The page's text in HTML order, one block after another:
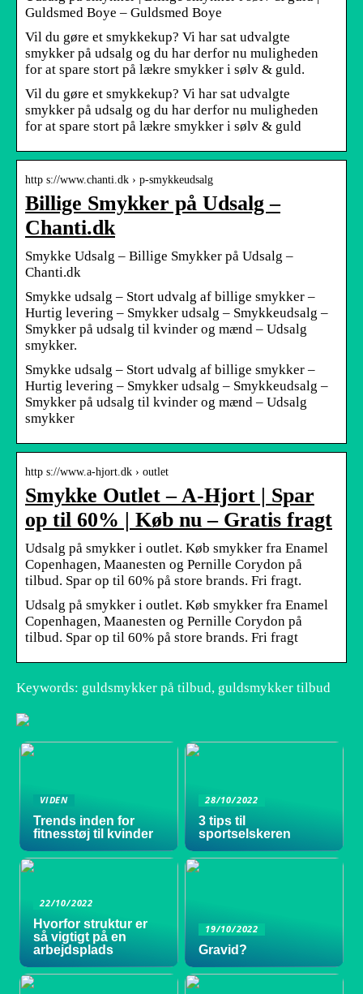
Guldsmed Boye – Guldsmed Boye
Vil du gøre et smykkekup? Vi har sat udvalgte
smykker på udsalg og du har derfor nu muligheden
for at spare stort på lækre smykker i sølv & guld.
Vil du gøre et smykkekup? Vi har sat udvalgte
smykker på udsalg og du har derfor nu muligheden
for at spare stort på lækre smykker i sølv & guld
http s://www.chanti.dk › p-smykkeudsalg
Billige Smykker på Udsalg –
Chanti.dk
Smykke Udsalg – Billige Smykker på Udsalg –
Chanti.dk
Smykke udsalg – Stort udvalg af billige smykker –
Hurtig levering – Smykker udsalg – Smykkeudsalg –
Smykker på udsalg til kvinder og mænd – Udsalg
smykker.
Smykke udsalg – Stort udvalg af billige smykker –
Hurtig levering – Smykker udsalg – Smykkeudsalg –
Smykker på udsalg til kvinder og mænd – Udsalg
smykker
http s://www.a-hjort.dk › outlet
Smykke Outlet – A-Hjort | Spar
op til 60% | Køb nu – Gratis fragt
Udsalg på smykker i outlet. Køb smykker fra Enamel
Copenhagen, Maanesten og Pernille Corydon på
tilbud. Spar op til 60% på store brands. Fri fragt.
Udsalg på smykker i outlet. Køb smykker fra Enamel
Copenhagen, Maanesten og Pernille Corydon på
tilbud. Spar op til 60% på store brands. Fri fragt
Keywords: guldsmykker på tilbud, guldsmykker tilbud
VIDEN
Trends inden for
fitnesstøj til kvinder
28/10/2022
3 tips til
sportselskeren
22/10/2022
Hvorfor struktur er
så vigtigt på en
arbejdsplads
19/10/2022
Gravid?